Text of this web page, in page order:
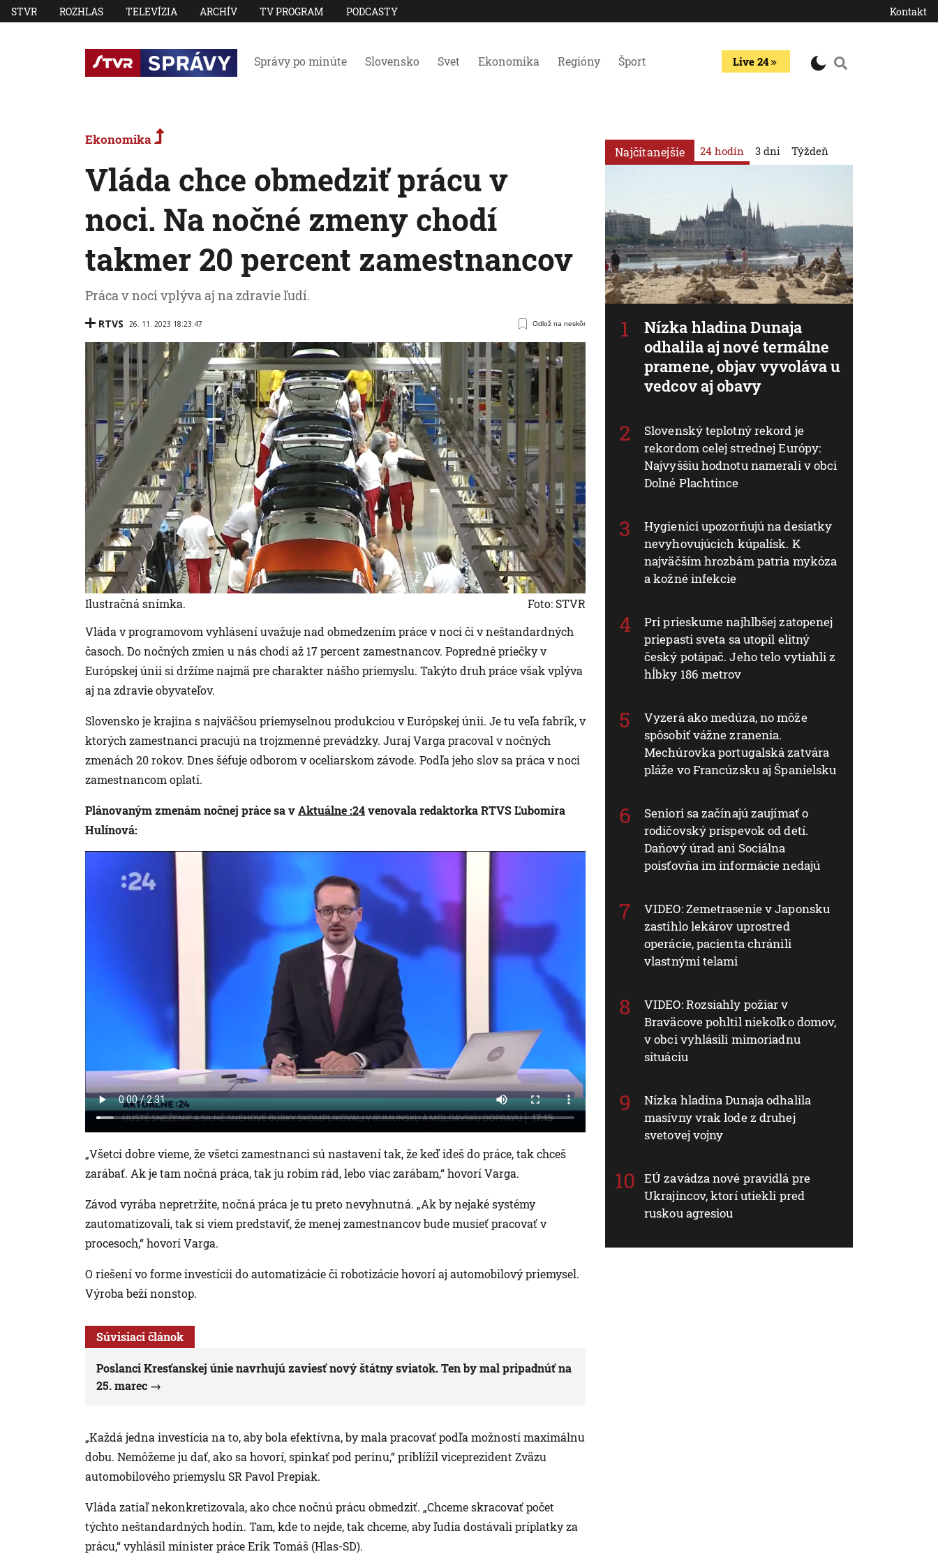
STVR ROZHLAS TELEVÍZIA ARCHÍV TV PROGRAM PODCASTY Kontakt
Správy po minúte Slovensko Svet Ekonomika Regióny Šport Live 24
Ekonomika
Vláda chce obmedziť prácu v
noci. Na nočné zmeny chodí
takmer 20 percent zamestnancov
Práca v noci vplýva aj na zdravie ľudí.
RTVS 26. 11. 2023 18:23:47 Odlož na neskôr
Ilustračná snímka.
Foto: STVR
Vláda v programovom vyhlásení uvažuje nad obmedzením práce v noci či v neštandardných
časoch. Do nočných zmien u nás chodí až 17 percent zamestnancov. Popredné priečky v
Európskej únii si držíme najmä pre charakter nášho priemyslu. Takýto druh práce však vplýva
aj na zdravie obyvateľov.
Slovensko je krajina s najväčšou priemyselnou produkciou v Európskej únii. Je tu veľa fabrík, v
ktorých zamestnanci pracujú na trojzmenné prevádzky. Juraj Varga pracoval v nočných
zmenách 20 rokov. Dnes šéfuje odborom v oceliarskom závode. Podľa jeho slov sa práca v noci
zamestnancom oplatí.
Plánovaným zmenám nočnej práce sa vAktuálne :24venovala redaktorka RTVS Ľubomíra
Hulínová:
„Všetci dobre vieme, že všetci zamestnanci sú nastavení tak, že keď ideš do práce, tak chceš
zarábať. Ak je tam nočná práca, tak ju robím rád, lebo viac zarábam,“ hovorí Varga.
Závod vyrába nepretržite, nočná práca je tu preto nevyhnutná. „Ak by nejaké systémy
zautomatizovali, tak si viem predstaviť, že menej zamestnancov bude musieť pracovať v
procesoch,“ hovorí Varga.
O riešení vo forme investícii do automatizácie či robotizácie hovorí aj automobilový priemysel.
Výroba beží nonstop.
Súvisiaci článok
Poslanci Kresťanskej únie navrhujú zaviesť nový štátny sviatok. Ten by mal pripadnúť na
25. marec
„Každá jedna investícia na to, aby bola efektívna, by mala pracovať podľa možností maximálnu
dobu. Nemôžeme ju dať, ako sa hovorí, spinkať pod perinu,“ priblížil viceprezident Zväzu
automobilového priemyslu SR Pavol Prepiak.
Vláda zatiaľ nekonkretizovala, ako chce nočnú prácu obmedziť. „Chceme skracovať počet
týchto neštandardných hodín. Tam, kde to nejde, tak chceme, aby ľudia dostávali príplatky za
prácu,“ vyhlásil minister práce Erik Tomáš (Hlas-SD).
Najčítanejšie 24 hodín
Nízka hladina Dunaja
odhalila aj nové termálne
pramene, objav vyvoláva u
vedcov aj obavy
Slovenský teplotný rekord je
rekordom celej strednej Európy:
Najvyššiu hodnotu namerali v obci
Dolné Plachtince
Hygienici upozorňujú na desiatky
nevyhovujúcich kúpalísk. K
najväčším hrozbám patria mykóza
a kožné infekcie
Pri prieskume najhlbšej zatopenej
priepasti sveta sa utopil elitný
český potápač. Jeho telo vytiahli z
hĺbky 186 metrov
Vyzerá ako medúza, no môže
spôsobiť vážne zranenia.
Mechúrovka portugalská zatvára
pláže vo Francúzsku aj Španielsku
Seniori sa začínajú zaujímať o
rodičovský príspevok od detí.
Daňový úrad ani Sociálna
poisťovňa im informácie nedajú
VIDEO: Zemetrasenie v Japonsku
zastihlo lekárov uprostred
operácie, pacienta chránili
vlastnými telami
VIDEO: Rozsiahly požiar v
Braväcove pohltil niekoľko domov,
v obci vyhlásili mimoriadnu
situáciu
Nízka hladina Dunaja odhalila
masívny vrak lode z druhej
svetovej vojny
EÚ zavádza nové pravidlá pre
Ukrajincov, ktorí utiekli pred
ruskou agresiou
3 dni Týždeň